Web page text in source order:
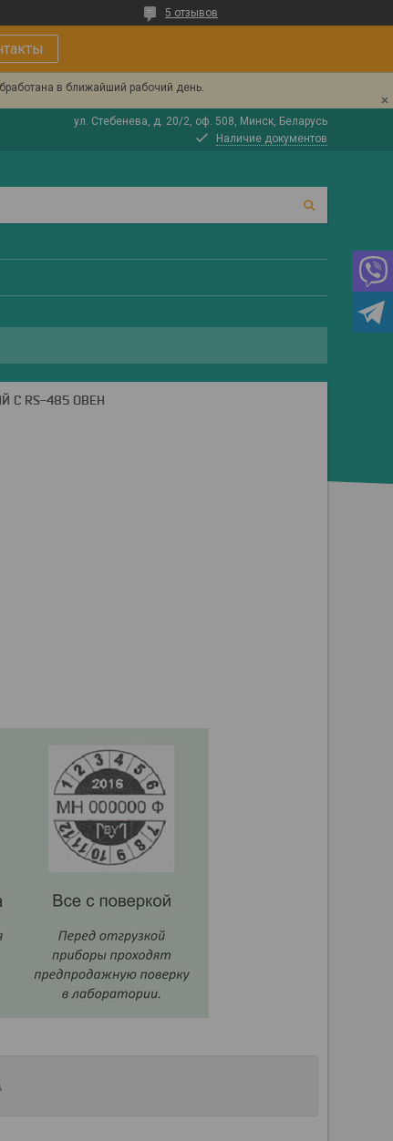
5 отзывов
в ближайший рабочий день.
ул. Стебенева, д. 20/2, оф. 508, Минск, Беларусь
Наличие документов
С RS-485 ОВЕН